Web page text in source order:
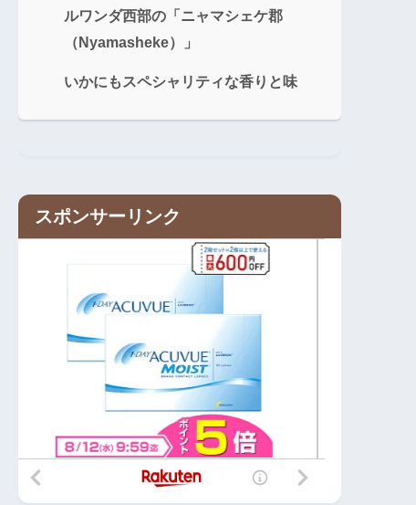
ルワンダ西部の「ニャマシェケ郡
（Nyamasheke）」
いかにもスペシャリティな香りと味
スポンサーリンク